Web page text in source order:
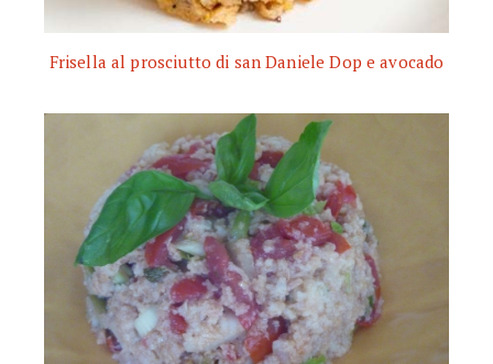
Frisella al prosciutto di san Daniele Dop e avocado